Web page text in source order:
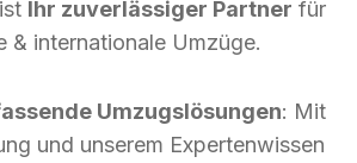
Ihr zuverlässiger Partner für
& internationale Umzüge.
Umzugslösungen: Mit
und unserem Expertenwissen